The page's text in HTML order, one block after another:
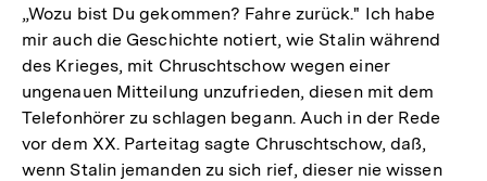
„Wozu bist Du gekommen? Fahre zurück." Ich habe
mir auch die Geschichte notiert, wie Stalin während
des Krieges, mit Chruschtschow wegen einer
ungenauen Mitteilung unzufrieden, diesen mit dem
Telefonhörer zu schlagen begann. Auch in der Rede
vor dem XX. Parteitag sagte Chruschtschow, daß,
wenn Stalin jemanden zu sich rief, dieser nie wissen